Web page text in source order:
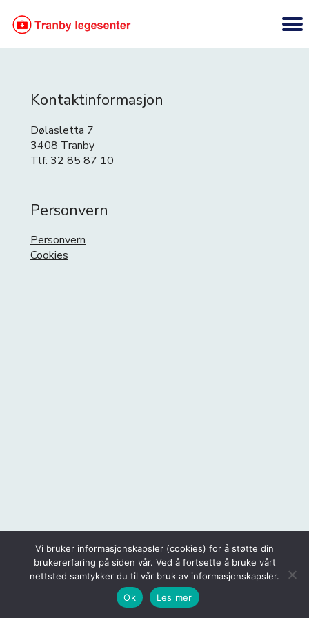
Kontaktinformasjon
Dølasletta 7
3408 Tranby
Tlf: 32 85 87 10
Personvern
Personvern
Cookies
Vi bruker informasjonskapsler (cookies) for å støtte din
brukererfaring på siden vår. Ved å fortsette å bruke vårt
nettsted samtykker du til vår bruk av informasjonskapsler.
Ok
Les mer